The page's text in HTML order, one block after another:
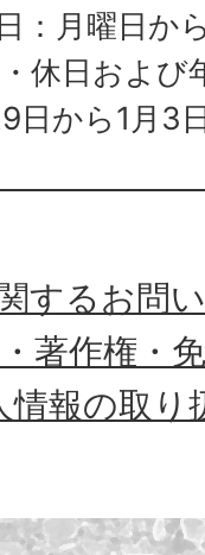
：月曜日か
休日および
日から1月3
するお問
著作権・
情報の取り